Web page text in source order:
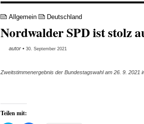
Allgemein Deutschland
Nordwalder SPD ist stolz
autor • 30. September 2021
Zweitstimmenergebnis der Bundestagswahl am 26. 9. 2021
Teilen mit: